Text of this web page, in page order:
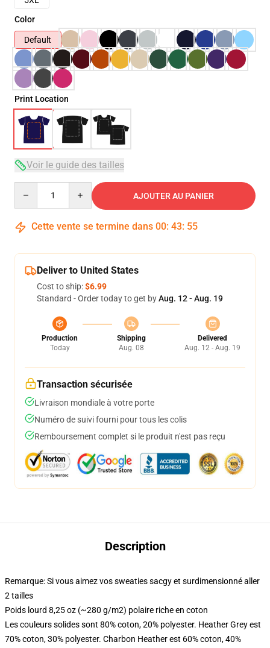
Color
Default
Print Location
Voir le guide des tailles
AJOUTER AU PANIER
Cette vente se termine dans 00: 43: 54
Deliver to United States
Cost to ship:$6.99
Standard - Order today to get byAug. 12 - Aug. 19
Production
Today
Shipping
Aug. 08
Delivered
Aug. 12 - Aug. 19
Transaction sécurisée
Livraison mondiale à votre porte
Numéro de suivi fourni pour tous les colis
Remboursement complet si le produit n'est pas reçu
Description
Remarque: Si vous aimez vos sweaties sacgy et surdimensionné aller
2 tailles
Poids lourd 8,25 oz (~280 g/m2) polaire riche en coton
Les couleurs solides sont 80% coton, 20% polyester. Heather Grey est
70% coton, 30% polyester. Charbon Heather est 60% coton, 40%